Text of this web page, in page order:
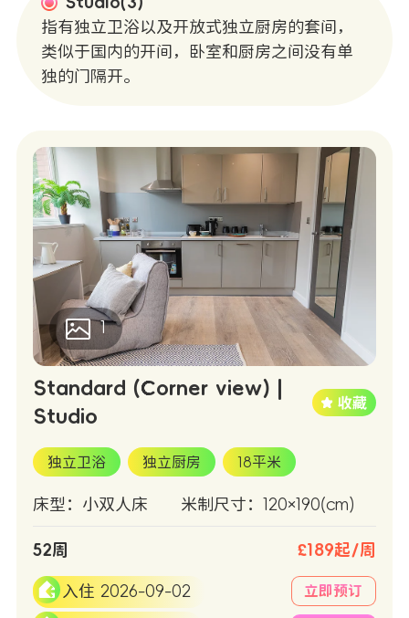
指有独立卫浴以及开放式独立厨房的套间，
类似于国内的开间，卧室和厨房之间没有单
独的门隔开。
1
Standard (Corner view) |
Studio
独立卫浴 独立厨房 18平米
床型：小双人床 米制尺寸：120×190(cm)
52周 £189起/周
入住 2026-09-02 立即预订